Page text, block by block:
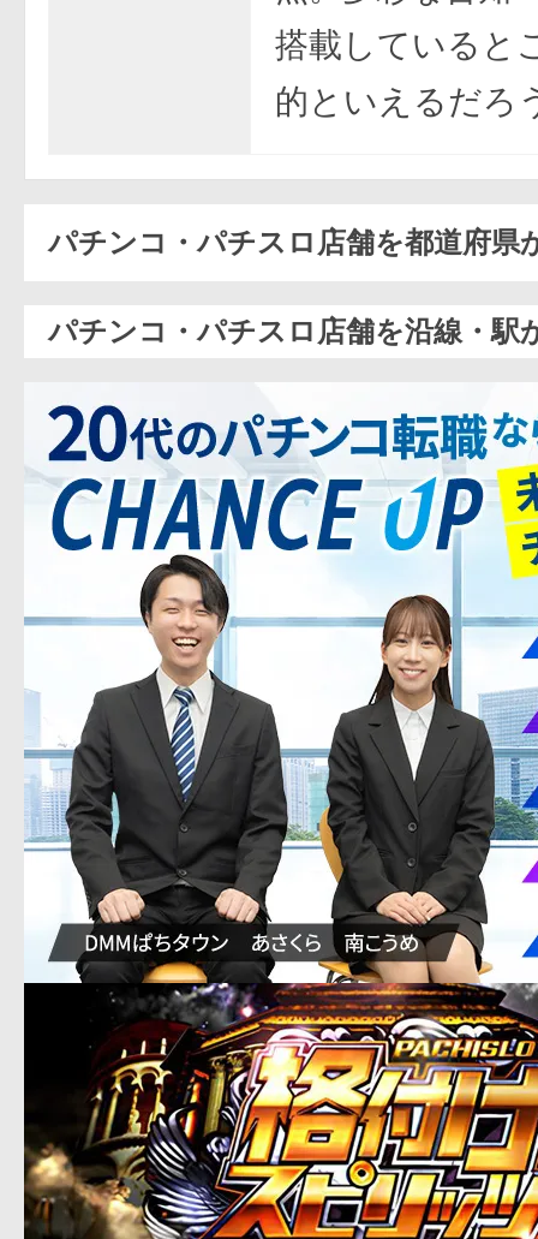
搭載していると
的といえるだろ
パチンコ・パチスロ店舗を都道府県
パチンコ・パチスロ店舗を沿線・駅